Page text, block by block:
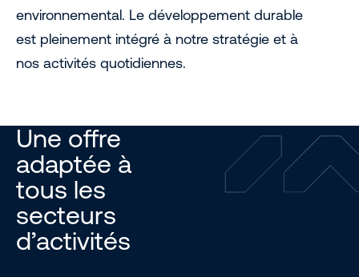
environnemental. Le développement durable
est pleinement intégré à notre stratégie et à
nos activités quotidiennes.
Une offre
adaptée à
tous les
secteurs
d’activités